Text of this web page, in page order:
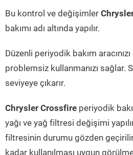
Bu kontrol ve değişimler
bakımı adı altında yapılır.
Düzenli periyodik bakım
problemsiz kullanmanızı sağlar.
seviyeye çıkarır.
Chrysler Crossfire periyodik
yağı ve yağ filtresi değişimi
filtresinin durumu gözden
kadar kullanılması uygun